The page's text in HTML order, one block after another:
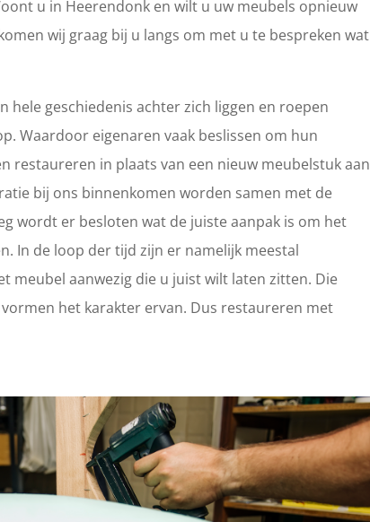
u in Heerendonk en wilt u uw meubels opnieuw
wij graag bij u langs om met u te bespreken wat
hele geschiedenis achter zich liggen en roepen
Waardoor eigenaren vaak beslissen om hun
restaureren in plaats van een nieuw meubelstuk aan
bij ons binnenkomen worden samen met de
wordt er besloten wat de juiste aanpak is om het
In de loop der tijd zijn er namelijk meestal
meubel aanwezig die u juist wilt laten zitten. Die
het karakter ervan. Dus restaureren met